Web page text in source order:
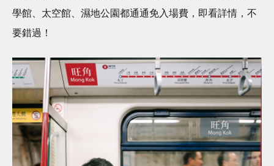
學館、太空館、濕地公園都通通免入場費，即看詳情，不
要錯過！